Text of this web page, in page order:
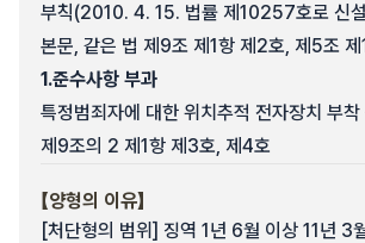
부칙(2010. 4. 15. 법률 제10257호로 신
본문, 같은 법 제9조 제1항 제2호, 제5조
1.준수사항 부과
특정범죄자에 대한 위치추적 전자장치 부
제9조의 2 제1항 제3호, 제4호
【양형의 이유】
[처단형의 범위] 징역 1년 6월 이상 11년 3